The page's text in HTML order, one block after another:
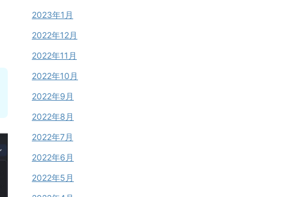
2023年1月
2022年12月
2022年11月
2022年10月
2022年9月
2022年8月
2022年7月
2022年6月
2022年5月